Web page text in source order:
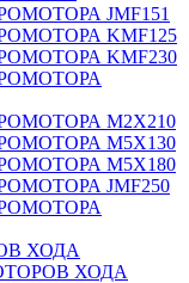
JMF151
KMF125
KMF230
M2X210
M5X130
M5X180
JMF250
ХОДА
ХОДА